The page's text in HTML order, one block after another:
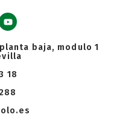
baja, modulo 1
18